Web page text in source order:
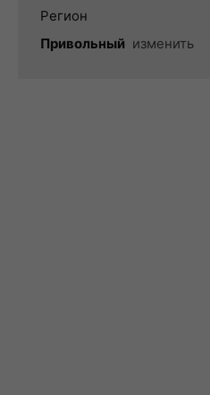
Регион
Привольный изменить